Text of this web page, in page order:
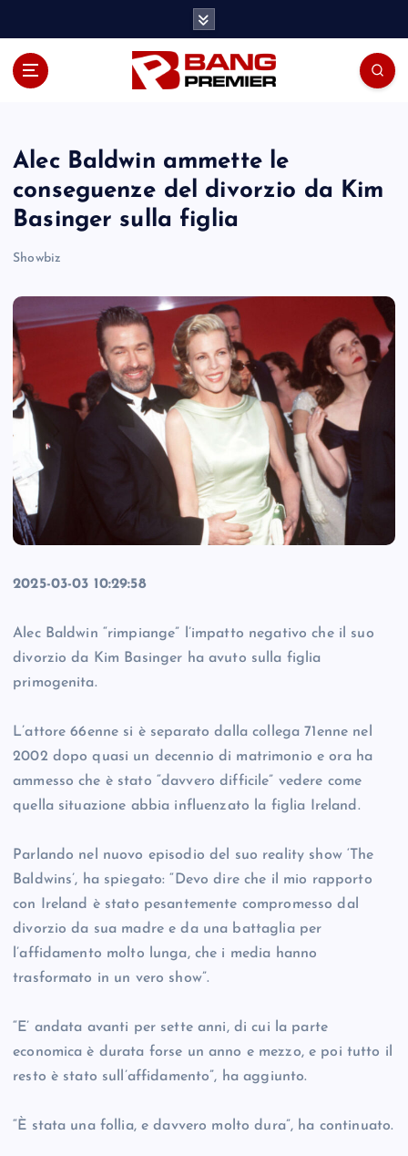
Alec Baldwin ammette le
conseguenze del divorzio da Kim
Basinger sulla figlia
Showbiz
2025-03-03 10:29:58
Alec Baldwin “rimpiange” l’impatto negativo che il suo
divorzio da Kim Basinger ha avuto sulla figlia
primogenita.
L’attore 66enne si è separato dalla collega 71enne nel
2002 dopo quasi un decennio di matrimonio e ora ha
ammesso che è stato “davvero difficile” vedere come
quella situazione abbia influenzato la figlia Ireland.
Parlando nel nuovo episodio del suo reality show ‘The
Baldwins’, ha spiegato: “Devo dire che il mio rapporto
con Ireland è stato pesantemente compromesso dal
divorzio da sua madre e da una battaglia per
l’affidamento molto lunga, che i media hanno
trasformato in un vero show”.
“E’ andata avanti per sette anni, di cui la parte
economica è durata forse un anno e mezzo, e poi tutto il
resto è stato sull’affidamento”, ha aggiunto.
“È stata una follia, e davvero molto dura”, ha continuato.